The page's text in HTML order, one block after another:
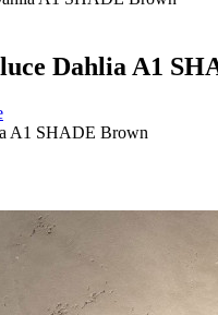
Dahlia A1
A1 SHADE Brown